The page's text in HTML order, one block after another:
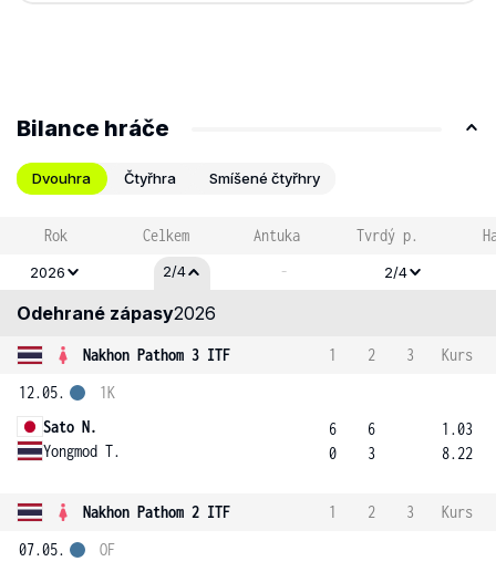
Bilance hráče
Dvouhra Čtyřhra Smíšené čtyřhry
Rok Celkem Antuka Tvrdý p.
2026 2/4 - 2/4
Odehrané zápasy2026
Nakhon Pathom 3 ITF 1 2 3
Kurs
12.05.
Sato N.
Yongmod T.
1K
6
0
6
3
1.03
8.22
Nakhon Pathom 2 ITF 1 2 3
Kurs
07.05.
OF